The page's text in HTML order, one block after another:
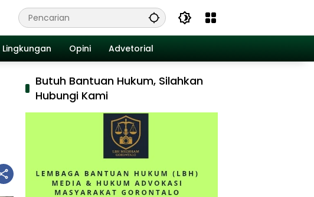
Lingkungan Opini Advetorial
Butuh Bantuan Hukum, Silahkan
Hubungi Kami